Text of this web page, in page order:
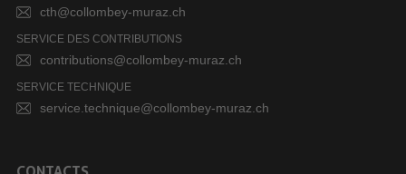
cth@collombey-muraz.ch
SERVICE DES CONTRIBUTIONS
contributions@collombey-muraz.ch
SERVICE TECHNIQUE
service.technique@collombey-muraz.ch